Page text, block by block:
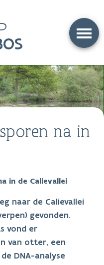
na in
in de Calievallei
naar de Calievallei
gevonden.
vond er
van otter, een
DNA-analyse